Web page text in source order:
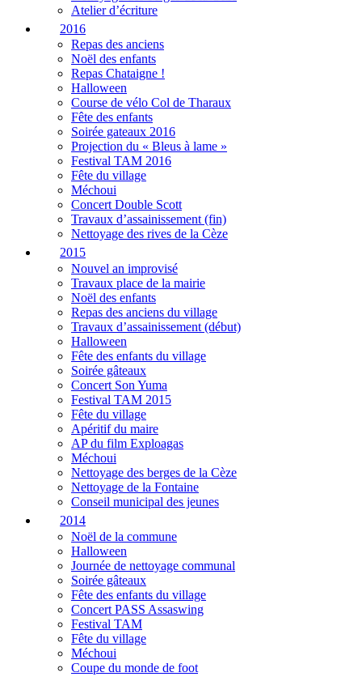
Atelier d’écriture
2016
Repas des anciens
Noël des enfants
Repas Chataigne !
Halloween
Course de vélo Col de Tharaux
Fête des enfants
Soirée gateaux 2016
Projection du « Bleus à lame »
Festival TAM 2016
Fête du village
Méchoui
Concert Double Scott
Travaux d’assainissement (fin)
Nettoyage des rives de la Cèze
2015
Nouvel an improvisé
Travaux place de la mairie
Noël des enfants
Repas des anciens du village
Travaux d’assainissement (début)
Halloween
Fête des enfants du village
Soirée gâteaux
Concert Son Yuma
Festival TAM 2015
Fête du village
Apéritif du maire
AP du film Exploagas
Méchoui
Nettoyage des berges de la Cèze
Nettoyage de la Fontaine
Conseil municipal des jeunes
2014
Noël de la commune
Halloween
Journée de nettoyage communal
Soirée gâteaux
Fête des enfants du village
Concert PASS Assaswing
Festival TAM
Fête du village
Méchoui
Coupe du monde de foot